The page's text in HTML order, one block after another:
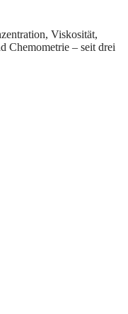
Viskosität,
Chemometrie – seit drei